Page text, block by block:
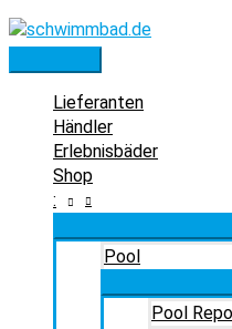
Zum
Inhalt
springenHauptmenü
Lieferanten
Händler
Erlebnisbäder
Shop
:
Pool
Pool